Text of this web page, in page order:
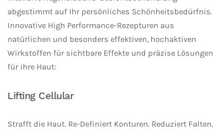
abgestimmt auf Ihr persönliches Schönheitsbedürfnis.
Innovative High Performance-Rezepturen aus
natürlichen und besonders effektiven, hochaktiven
Wirkstoffen für sichtbare Effekte und präzise Lösungen
für ihre Haut:
Lifting Cellular
Strafft die Haut. Re-Definiert Konturen. Reduziert Falten.